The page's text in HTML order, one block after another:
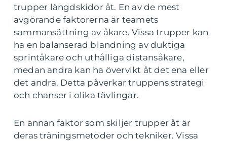
trupper längdskidor åt. En av de mest
avgörande faktorerna är teamets
sammansättning av åkare. Vissa trupper kan
ha en balanserad blandning av duktiga
sprintåkare och uthålliga distansåkare,
medan andra kan ha övervikt åt det ena eller
det andra. Detta påverkar truppens strategi
och chanser i olika tävlingar.
En annan faktor som skiljer trupper åt är
deras träningsmetoder och tekniker. Vissa